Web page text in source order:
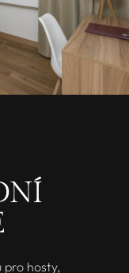
pro hosty,